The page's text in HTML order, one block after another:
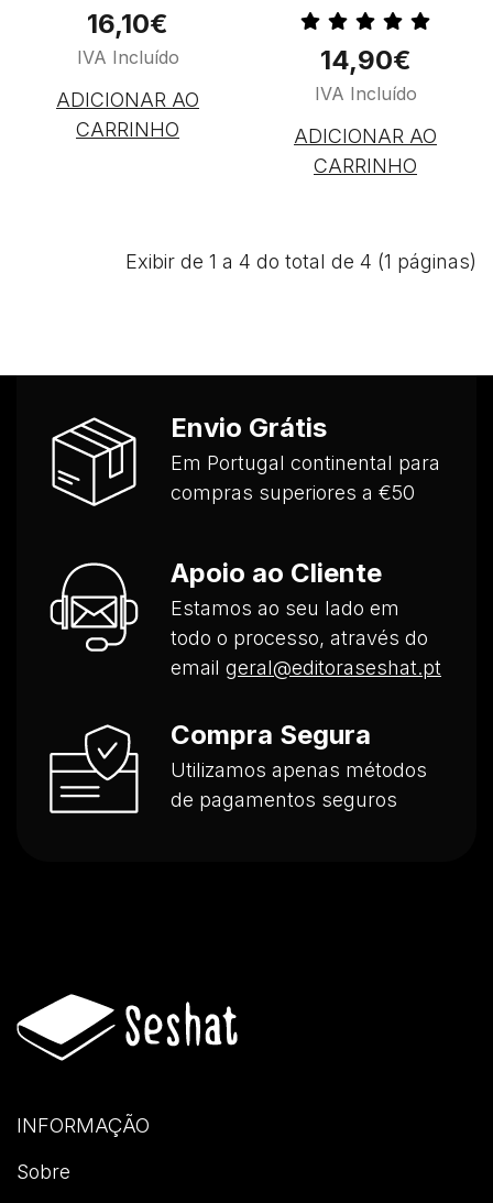
16,10€
IVA Incluído
ADICIONAR AO
CARRINHO
14,90€
IVA Incluído
ADICIONAR AO
CARRINHO
Exibir de 1 a 4 do total de 4 (1 páginas)
Envio Grátis
Em Portugal continental para
compras superiores a €50
Apoio ao Cliente
Estamos ao seu lado em
todo o processo, através do
email geral@editoraseshat.pt
Compra Segura
Utilizamos apenas métodos
de pagamentos seguros
INFORMAÇÃO
Sobre